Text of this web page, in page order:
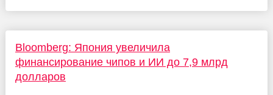
Bloomberg: Япония увеличила
финансирование чипов и ИИ до 7,9 млрд
долларов